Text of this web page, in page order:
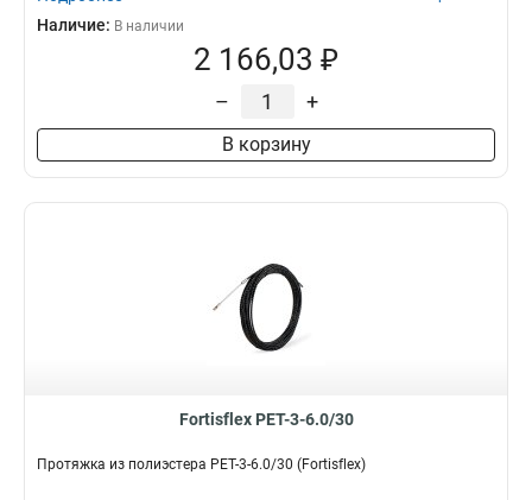
Наличие: В наличии
2 166,03 ₽
– +
В корзину
Fortisflex PET-3-6.0/30
Протяжка из полиэстера PET-3-6.0/30 (Fortisflex)